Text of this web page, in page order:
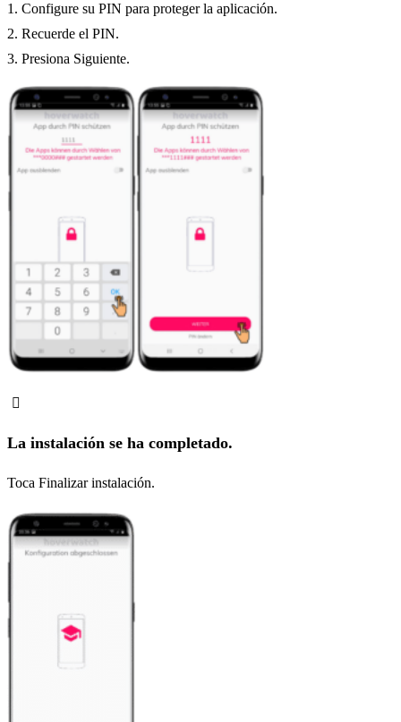
1. Configure su PIN para proteger la aplicación.
2. Recuerde el PIN.
3. Presiona Siguiente.
La instalación se ha completado.
Toca Finalizar instalación.